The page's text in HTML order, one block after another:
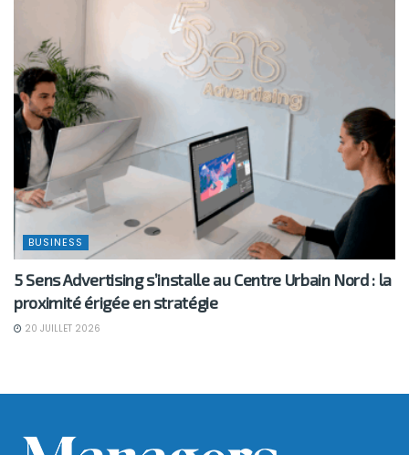
BUSINESS
5 Sens Advertising s’installe au Centre Urbain Nord : la
proximité érigée en stratégie
20 JUILLET 2026